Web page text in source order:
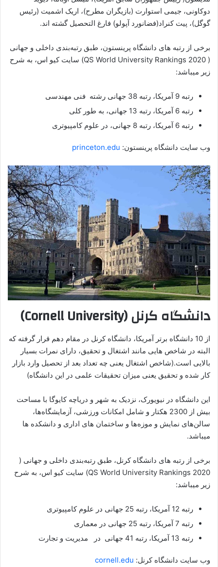
دوکاونی، جیمی استوارت (بازیگران مطرح)، اریک اشمیت (رئیس
گوگل)، پیت کنراد(فضانورد آپولو) فارغ التحصیل گشته اند.
برخی از رتبه های دانشگاه پرینستون، طبق رتبه‌بندی داخلی و جهانی
( QS World University Rankings 2020) سایت کیو اس، به شرح
زیر میباشد:
رتبه 9 آمریکا، رتبه 38 جهانی رشته فنی مهندسی
رتبه 6 آمریکا، رتبه 13 جهانی، به طور کلی
رتبه 6 آمریکا، رتبه 8 جهانی، در علوم کامپیوتری
وب سایت دانشگاه پرینستون: princeton.edu
دانشگاه کرنل (Cornell University)
از 10 دانشگاه برتر آمریکا، دانشگاه کرنل در مقام دهم قرار گرفته که
البته در شاخص هایی مانند اشتغال و تحقیق، دارای نمرات بسیار
بالایی است.(شاخص اشتغال یعنی چه تعداد بعد از تحصیل وارد بازار
کار شده و تحقیق یعنی میزان تحقیقات علمی در این دانشگاه)
این دانشگاه در نیویورک، نزدیک به شهر و دریاچه کایوگا با مساحت
بیش از 2300 هکتار و شامل امکانات ورزشی، آزمایشگاه‌ها،
سالن‌های نمایش و موزه‌ها و ساختمان های اداری و دانشکده ها
میباشد.
برخی از رتبه های دانشگاه کرنل، طبق رتبه‌بندی داخلی و جهانی (
QS World University Rankings 2020) سایت کیو اس، به شرح
زیر میباشد:
رتبه 12 آمریکا، رتبه 25 جهانی در علوم کامپیوتری
رتبه 7 آمریکا، رتبه 25 جهانی در معماری
رتبه 13 آمریکا، رتبه 41 جهانی در مدیریت و تجارت
وب سایت دانشگاه کرنل: cornell.edu